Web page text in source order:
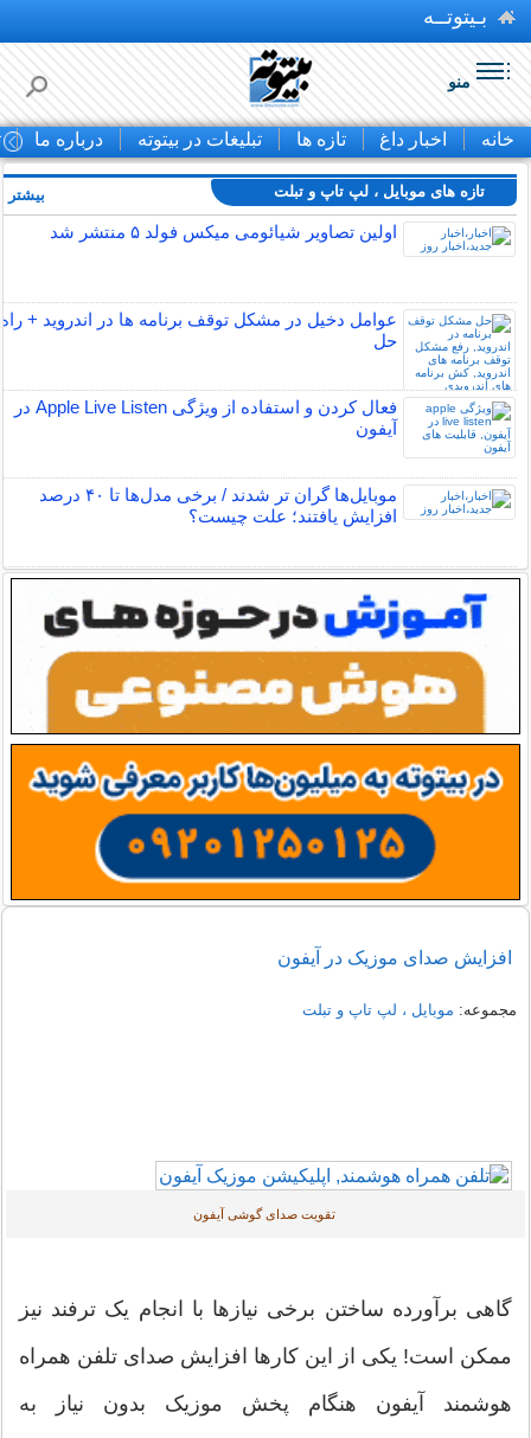
بـیتوتــه
منو
خانه اخبار داغ تازه ها تبلیغات در بیتوته درباره ما
تازه های موبایل ، لپ تاپ و تبلت
اولین تصاویر شیائومی میکس فولد ۵ منتشر شد
عوامل دخیل در مشکل توقف برنامه ها در اندروید + راه
حل
فعال کردن و استفاده از ویژگی Apple Live Listen در
آیفون
موبایل‌ها گران تر شدند / برخی مدل‌ها تا ۴۰ درصد
افزایش یافتند؛ علت چیست؟
بیشتر
افزایش صدای موزیک در آیفون
مجموعه: موبایل ، لپ تاپ و تبلت
تقویت صدای گوشی آیفون
گاهی برآورده ساختن برخی نیازها با انجام یک ترفند نیز
ممکن است! یکی از این کارها افزایش صدای تلفن همراه
هوشمند آیفون هنگام پخش موزیک بدون نیاز به